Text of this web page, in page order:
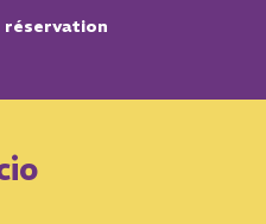
réservation